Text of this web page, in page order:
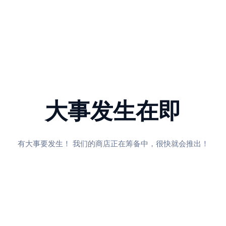
大事发生在即
有大事要发生！ 我们的商店正在筹备中，很快就会推出！